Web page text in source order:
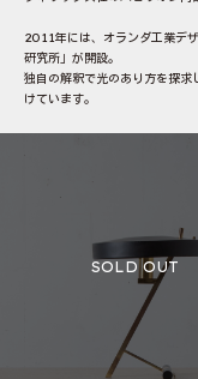
2011年には、オランダ工業デ
研究所」が開設。
独自の解釈で光のあり方を探
けています。